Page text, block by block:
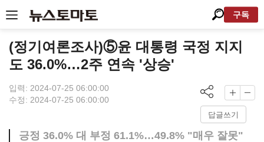
구독
(정기여론조사)⑤윤 대통령 국정 지지
도 36.0%…2주 연속 '상승'
입력: 2024-07-25 06:00:00
수정: 2024-07-25 06:00:00
답글쓰기
긍정 36.0% 대 부정 61.1%…49.8% "매우 잘못"